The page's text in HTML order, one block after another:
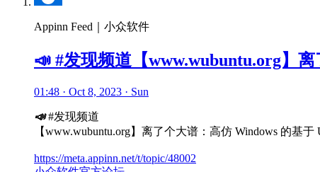
Appinn Feed｜小众软件
📣 #发现频道【www.wubuntu.org】
01:48 · Oct 8, 2023 · Sun
📣#发现频道
【www.wubuntu.org】离了个大谱：高仿 Windows 的基于
https://meta.appinn.net/t/topic/48002